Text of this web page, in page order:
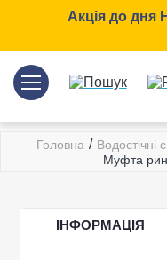
Акція до дня
Головна / Водостічні
Муфта
ІНФОРМАЦІЯ